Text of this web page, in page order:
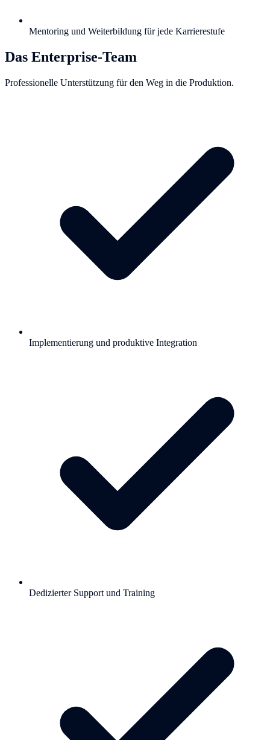
Mentoring und Weiterbildung für jede Karrierestufe
Das Enterprise-Team
Professionelle Unterstützung für den Weg in die Produktion.
Implementierung und produktive Integration
Dedizierter Support und Training